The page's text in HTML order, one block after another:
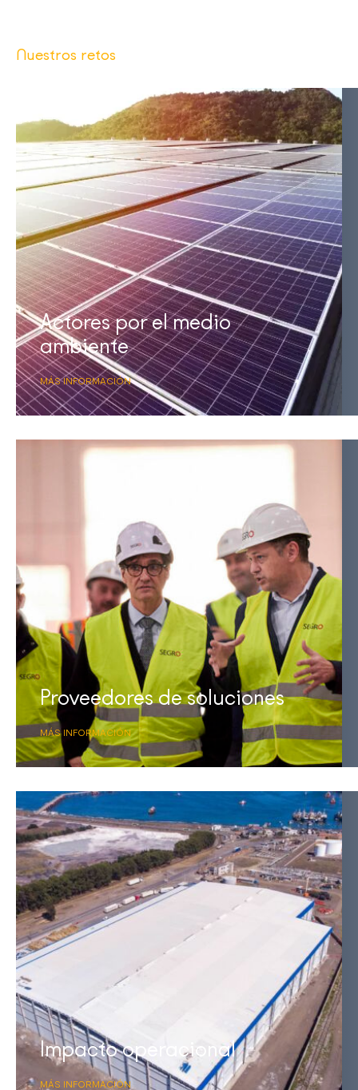
Nuestros retos
Actores por el medio
ambiente
MÁS INFORMACIÓN
Proveedores de soluciones
MÁS INFORMACIÓN
Impacto operacional
MÁS INFORMACIÓN